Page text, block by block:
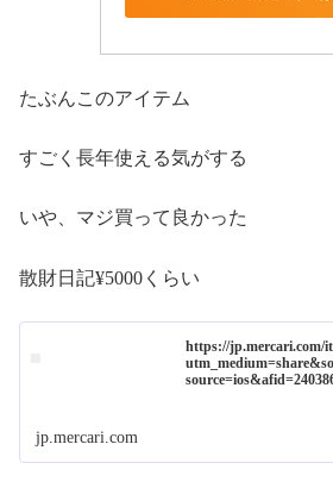
たぶんこのアイテム
すごく長年使える気がする
いや、マジ買って良かった
散財日記¥5000くらい
https://jp.mercari.com/
jp.mercari.com